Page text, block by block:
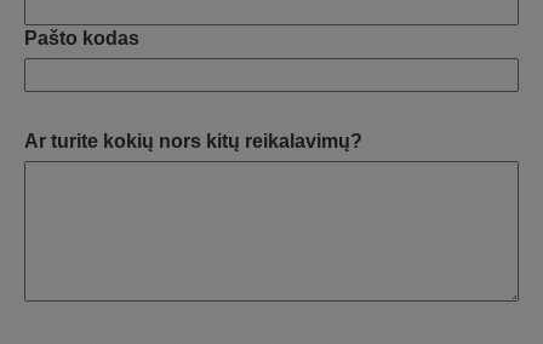
Pašto kodas
Ar turite kokių nors kitų reikalavimų?